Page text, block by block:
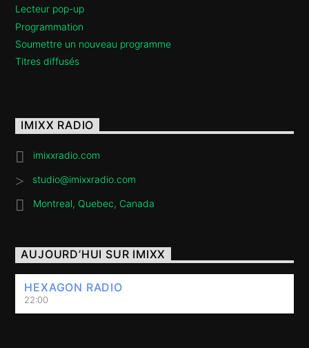
Lecteur pop-up
Programmation
Soumettre un nouveau programme
Titres diffusés
IMIXX RADIO
imixxradio.com
studio@imixxradio.com
Montreal, Quebec, Canada
AUJOURD’HUI SUR IMIXX
HEXAGON RADIO
22:00